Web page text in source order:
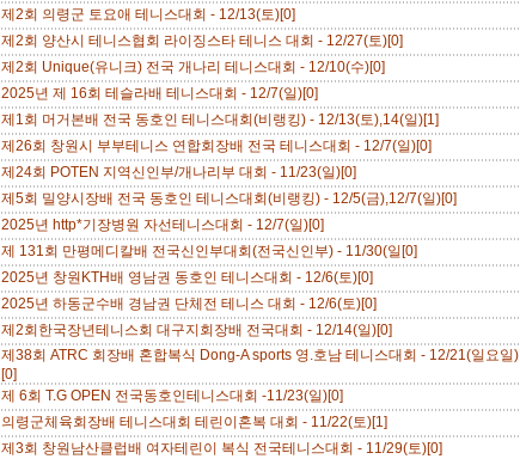
제2회 의령군 토요애 테니스대회 - 12/13(토)[0]
제2회 양산시 테니스협회 라이징스타 테니스 대회 - 12/27(토)[0]
제2회 Unique(유니크) 전국 개나리 테니스대회 - 12/10(수)[0]
2025년 제 16회 테슬라배 테니스대회 - 12/7(일)[0]
제1회 머거본배 전국 동호인 테니스대회(비랭킹) - 12/13(토),14(일)[1]
제26회 창원시 부부테니스 연합회장배 전국 테니스대회 - 12/7(일)[0]
제24회 POTEN 지역신인부/개나리부 대회 - 11/23(일)[0]
제5회 밀양시장배 전국 동호인 테니스대회(비랭킹) - 12/5(금),12/7(일)[0]
2025년 http*기장병원 자선테니스대회 - 12/7(일)[0]
제 131회 만평메디칼배 전국신인부대회(전국신인부) - 11/30(일[0]
2025년 창원KTH배 영남권 동호인 테니스대회 - 12/6(토)[0]
2025년 하동군수배 경남권 단체전 테니스 대회 - 12/6(토)[0]
제2회한국장년테니스회 대구지회장배 전국대회 - 12/14(일)[0]
제38회 ATRC 회장배 혼합복식 Dong-A sports 영.호남 테니스대회 - 12/21(일요일)
[0]
제 6회 T.G OPEN 전국동호인테니스대회 -11/23(일)[0]
의령군체육회장배 테니스대회 테린이혼복 대회 - 11/22(토)[1]
제3회 창원남산클럽배 여자테린이 복식 전국테니스대회 - 11/29(토)[0]